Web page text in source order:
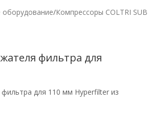
оборудование/Компрессоры COLTRI SUB
фильтра для
для 110 мм Hyperfilter из